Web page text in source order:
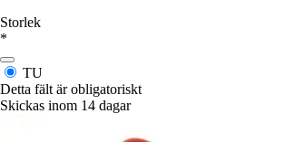
Storlek
*
TU
Detta fält är obligatoriskt
Skickas inom 14 dagar